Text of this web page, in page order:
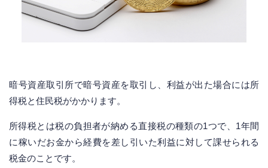
暗号資産取引所で暗号資産を取引し、利益が出た場合には所
得税と住民税がかかります。
所得税とは税の負担者が納める直接税の種類の1つで、1年間
に稼いだお金から経費を差し引いた利益に対して課せられる
税金のことです。